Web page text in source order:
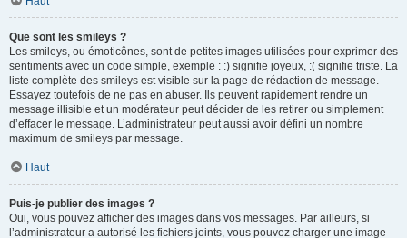
Que sont les smileys ?
Les smileys, ou émoticônes, sont de petites images utilisées pour exprimer des
sentiments avec un code simple, exemple : :) signifie joyeux, :( signifie triste. La
liste complète des smileys est visible sur la page de rédaction de message.
Essayez toutefois de ne pas en abuser. Ils peuvent rapidement rendre un
message illisible et un modérateur peut décider de les retirer ou simplement
d’effacer le message. L’administrateur peut aussi avoir défini un nombre
maximum de smileys par message.
Haut
Puis-je publier des images ?
Oui, vous pouvez afficher des images dans vos messages. Par ailleurs, si
l’administrateur a autorisé les fichiers joints, vous pouvez charger une image